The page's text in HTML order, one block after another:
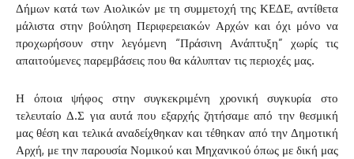
Δήμων κατά των Αιολικών με τη συμμετοχή της ΚΕΔΕ, αντίθετα
μάλιστα στην βούληση Περιφερειακών Αρχών και όχι μόνο να
προχωρήσουν στην λεγόμενη “Πράσινη Ανάπτυξη” χωρίς τις
απαιτούμενες παρεμβάσεις που θα κάλυπταν τις περιοχές μας.
Η όποια ψήφος στην συγκεκριμένη χρονική συγκυρία στο
τελευταίο Δ.Σ για αυτά που εξαρχής ζητήσαμε από την θεσμική
μας θέση και τελικά αναδείχθηκαν και τέθηκαν από την Δημοτική
Αρχή, με την παρουσία Νομικού και Μηχανικού όπως με δική μας